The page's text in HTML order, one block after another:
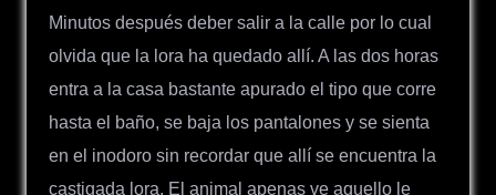
Minutos después deber salir a la calle por lo cual
olvida que la lora ha quedado allí. A las dos horas
entra a la casa bastante apurado el tipo que corre
hasta el baño, se baja los pantalones y se sienta
en el inodoro sin recordar que allí se encuentra la
castigada lora. El animal apenas ve aquello le